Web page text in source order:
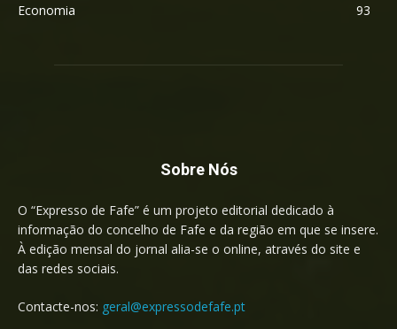
Economia
93
Sobre Nós
O “Expresso de Fafe” é um projeto editorial dedicado à
informação do concelho de Fafe e da região em que se insere.
À edição mensal do jornal alia-se o online, através do site e
das redes sociais.
Contacte-nos: geral@expressodefafe.pt